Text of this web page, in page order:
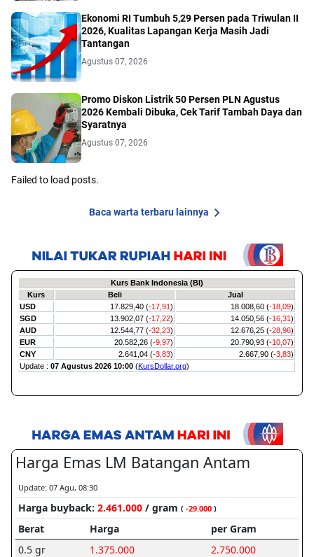
Ekonomi RI Tumbuh 5,29 Persen pada Triwulan II
2026, Kualitas Lapangan Kerja Masih Jadi
Tantangan
Agustus 07, 2026
Promo Diskon Listrik 50 Persen PLN Agustus
2026 Kembali Dibuka, Cek Tarif Tambah Daya dan
Syaratnya
Agustus 07, 2026
Failed to load posts.
Baca warta terbaru lainnya